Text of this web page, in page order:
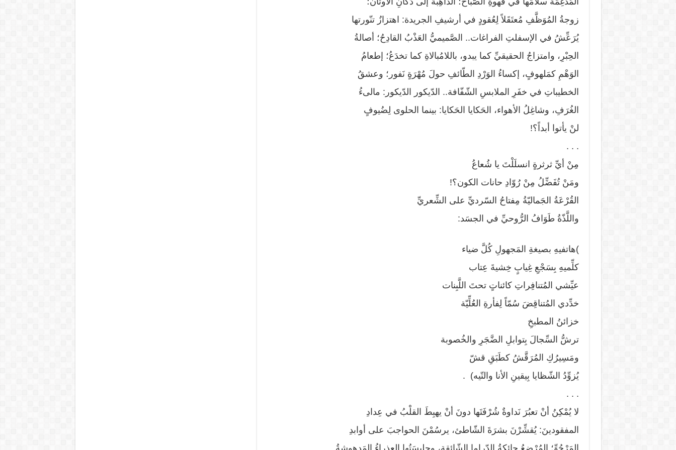
زوجةُ المُوَظَّفِ مُعتَقَلاً لِعُقودٍ في أرشيفِ الجريدة: اهتزازُ تنّورتها
يُرَعِّشُ في الإسفلتِ الفراغات.. الصَّميميُّ العَذْبُ القادِحُ؛ أصالةُ
الحِبْرِ، وامتزاجُ الحقيقيِّ كما يبدو، باللامُبالاةِ كما تخدَعُ؛ إطعامُ
الوَهْمِ كمَلهوفٍ، إكساءُ الوَرْدِ الطّائفِ حولَ مُهْرَةٍ نَفور؛ وعشقُ
الخطيباتِ في خفَرِ الملابسِ الشّفّافة.. الدّيكور الدّيكور: مالىءُ
الغُرَفِ، وشاغِلُ الأهواء، الحَكايا الحَكايا: بينما الحلوى لِضُيوفٍ
لنْ يأتوا أبداً؟!
. . .
مِنْ أيِّ ثرثرةٍ انسلَلْتَ يا شُعاعُ
ومَنْ تُفَضِّلُ مِنْ رُوّادِ حانات الكون؟!
القُرْعَةُ الجَماليّةُ مِفتاحُ السّرديِّ على الشِّعريِّ
واللَّذّةُ طَوَافُ الرُّوحيِّ في الجسَد:
)هاتفيهِ بصيغةِ المَجهولِ كُلَّ ضياء
كلِّميهِ بِسَجْعِ غِيابٍ خِشيةَ عِتاب
عيِّشي المُتنافِراتِ كائناتٍ تحتَ اللَّبِنات
خدِّدي المُتناقِضَ سُمّاً لِفأرةِ العُلِّيّة
خزائنُ المطبخِ
ترشُّ السِّجالَ بِتوابلِ الضَّجَرِ والخُصوبة
ومَسِيرُكِ المُرَقَّشُ كطَبَقِ قشّ
يُزوِّدُ الشّظايا بِيقينِ الأنا والتّيه) .
. . .
لا يُمْكِنُ أنْ تعبُرَ نَداوةٌ شُرْفَتَها دونَ أنْ يهبِطَ القلْبُ في عِدادِ
المفقودينَ: يُقشِّرْنَ بشرَةَ الشّاطئ، يرسُمْنَ الحواجبَ على أوابدِ
المَرْجُوِّ؛ المُرْضِعُ حائكةُ الدّراما الشّائقة، وجليسَتُها العذراءُ المَدهوشةُ